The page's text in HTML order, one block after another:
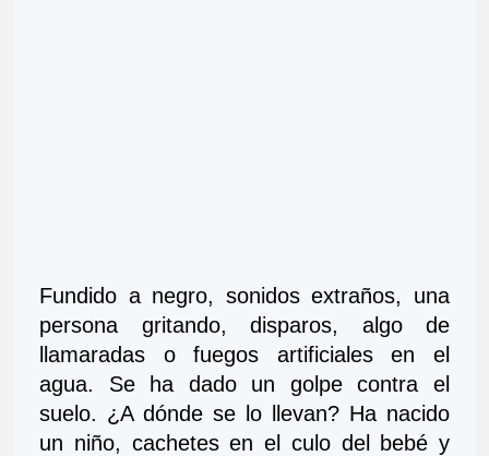
Fundido a negro, sonidos extraños, una
persona gritando, disparos, algo de
llamaradas o fuegos artificiales en el
agua. Se ha dado un golpe contra el
suelo. ¿A dónde se lo llevan? Ha nacido
un niño, cachetes en el culo del bebé y